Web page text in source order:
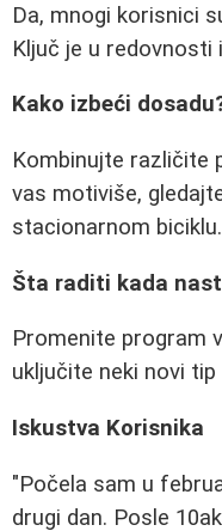
Da, mnogi korisnici
Ključ je u redovnosti
Kako izbeći
Kombinujte različite
vas motiviše,
stacionarnom biciklu.
Šta raditi kada
Promenite program
uključite neki novi
Iskustva Korisnika
"Počela sam u
drugi dan. Posle